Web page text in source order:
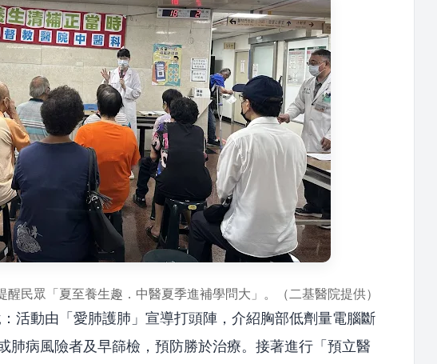
民眾「夏至養生趣．中醫夏季進補學問大」。（二基醫院提供）
活動由「愛肺護肺」宣導打頭陣，介紹胸部低劑量電腦斷
肺病風險者及早篩檢，預防勝於治療。接著進行「預立醫